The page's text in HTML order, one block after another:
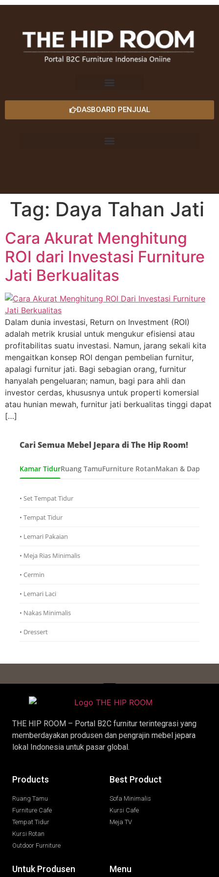
DASBOARD PENJUAL
Tag: Daya Tahan Jati
Cara Akurat Menghitung
ROI dari Investasi Furniture
Jati Berkualitas
Dalam dunia investasi, Return on Investment (ROI)
adalah metrik krusial untuk mengukur efisiensi atau
profitabilitas suatu investasi. Namun, jarang sekali kita
mengaitkan konsep ROI dengan pembelian furnitur,
apalagi furnitur jati. Bagi sebagian orang, furnitur
hanyalah pengeluaran; namun, bagi para ahli dan
investor cerdas, khususnya untuk properti komersial
atau hunian mewah, furnitur jati berkualitas tinggi dapat
[…]
Cari Semua Mebel Jepara di The Hip Room!
Kamar TidurRuang TamuFurniture RotanMakan & Dapur
• Set Tempat Tidur
• Tempat Tidur
• Lemari Pakaian
• Meja Rias Minimalis
• Cermin
• Lemari Laci
• Nakas Minimalis
• Dressert
THE HIP ROOM – Portal B2C furnitur terintegrasi yang
memberdayakan produsen dan pengrajin mebel jepara
lokal Indonesia untuk pasar global.
Products
Ruang Tamu
Furniture Cafe
Tempat Tidur
Kursi Rotan
Outdoor Furniture
Best Product
Sofa Minimalis
Kursi Cafe
Meja TV
Untuk Produsen Menu